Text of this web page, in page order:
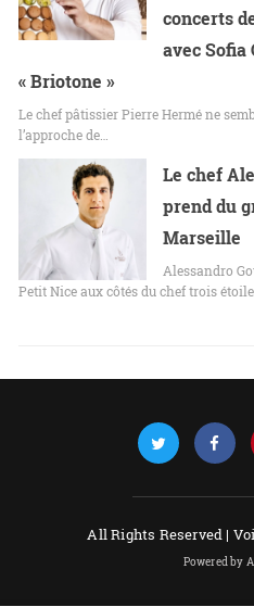
concerts
avec Sofia
« Briotone »
Le chef pâtissier Pierre Hermé ne
l’approche de…
Le chef
prend du
Marseille
Alessandro
Petit Nice aux côtés du chef trois
All Rights Reserved |
Powered by